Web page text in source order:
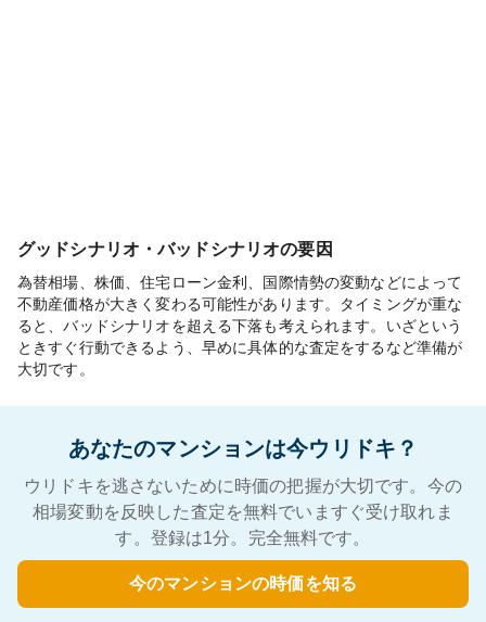
グッドシナリオ・バッドシナリオの要因
為替相場、株価、住宅ローン金利、国際情勢の変動などによって
不動産価格が大きく変わる可能性があります。タイミングが重な
ると、バッドシナリオを超える下落も考えられます。いざという
ときすぐ行動できるよう、早めに具体的な査定をするなど準備が
大切です。
あなたのマンションは今ウリドキ？
ウリドキを逃さないために時価の把握が大切です。今の
相場変動を反映した査定を無料でいますぐ受け取れま
す。登録は1分。完全無料です。
今のマンションの時価を知る